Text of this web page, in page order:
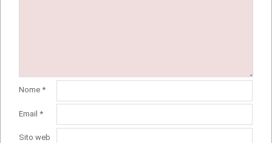
Nome *
Email *
Sito web